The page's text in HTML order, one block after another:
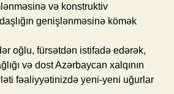
və konstruktiv
genişlənməsinə kömək
oğlu, fürsətdən istifadə edərək,
və dost Azərbaycan xalqının
fəaliyyətinizdə yeni-yeni uğurlar